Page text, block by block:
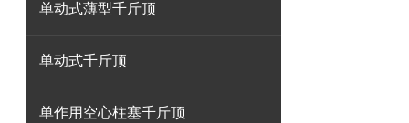
单动式薄型千斤顶
单动式千斤顶
单作用空心柱塞千斤顶